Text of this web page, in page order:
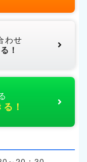
わせ
！
！